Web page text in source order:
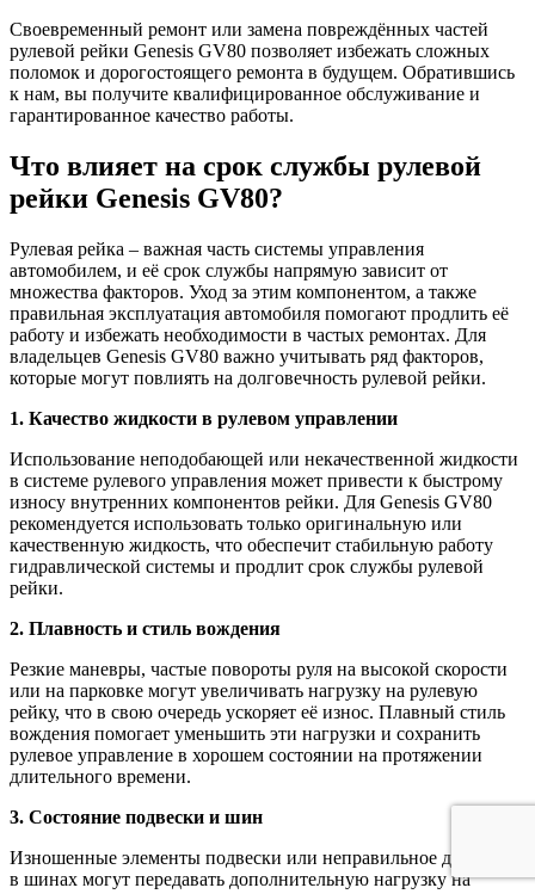
Своевременный ремонт или замена повреждённых частей
рулевой рейки Genesis GV80 позволяет избежать сложных
поломок и дорогостоящего ремонта в будущем. Обратившись
к нам, вы получите квалифицированное обслуживание и
гарантированное качество работы.
Что влияет на срок службы рулевой
рейки Genesis GV80?
Рулевая рейка – важная часть системы управления
автомобилем, и её срок службы напрямую зависит от
множества факторов. Уход за этим компонентом, а также
правильная эксплуатация автомобиля помогают продлить её
работу и избежать необходимости в частых ремонтах. Для
владельцев Genesis GV80 важно учитывать ряд факторов,
которые могут повлиять на долговечность рулевой рейки.
1. Качество жидкости в рулевом управлении
Использование неподобающей или некачественной жидкости
в системе рулевого управления может привести к быстрому
износу внутренних компонентов рейки. Для Genesis GV80
рекомендуется использовать только оригинальную или
качественную жидкость, что обеспечит стабильную работу
гидравлической системы и продлит срок службы рулевой
рейки.
2. Плавность и стиль вождения
Резкие маневры, частые повороты руля на высокой скорости
или на парковке могут увеличивать нагрузку на рулевую
рейку, что в свою очередь ускоряет её износ. Плавный стиль
вождения помогает уменьшить эти нагрузки и сохранить
рулевое управление в хорошем состоянии на протяжении
длительного времени.
3. Состояние подвески и шин
Изношенные элементы подвески или неправильное давление
в шинах могут передавать дополнительную нагрузку на